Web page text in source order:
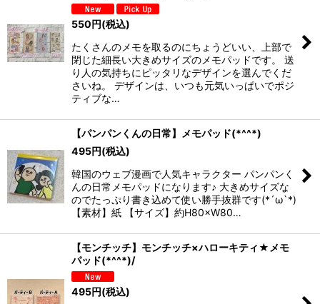
550円(税込)
たくさんのメモを取るのにちょうどいい、上部で
閉じた細長い大きめサイズのメモパッドです。 送
り人の気持ちにピッタリなデザインを選んでくだ
さいね。 デザインは、いつも元気いっぱいでポジ
ティブな…
【パンパンくんの日常】メモパッド(*^^*)
495円(税込)
韓国のウェブ漫画で人気キャラクター パンパンく
んの日常メモパッドになります♪ 大きめサイズな
のでたっぷり書き込めて使い勝手抜群です(*´ω`*)
【素材】紙 【サイズ】約H80×W80…
【モンチッチ】モンチッチ×ハローキティ★メモ
パッド(*^^*)/
495円(税込)